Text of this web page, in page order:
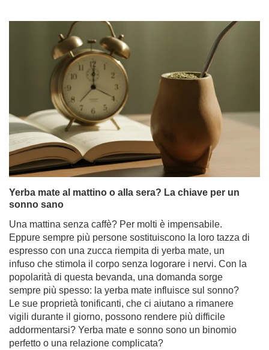
Yerba mate al mattino o alla sera? La chiave per un
sonno sano
Una mattina senza caffè? Per molti è impensabile.
Eppure sempre più persone sostituiscono la loro tazza di
espresso con una zucca riempita di yerba mate, un
infuso che stimola il corpo senza logorare i nervi. Con la
sempre più spesso: la yerba mate influisce sul sonno?
Le sue proprietà tonificanti, che ci aiutano a rimanere
vigili durante il giorno, possono rendere più difficile
addormentarsi? Yerba mate e sonno sono un binomio
perfetto o una relazione complicata?
Per saperne di più